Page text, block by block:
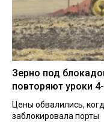
Зерно под
повторяют уроки
Цены обвалились,
заблокировала порты